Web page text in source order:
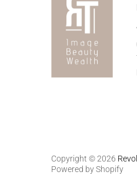
Copyright © 2026
Powered by Shopify